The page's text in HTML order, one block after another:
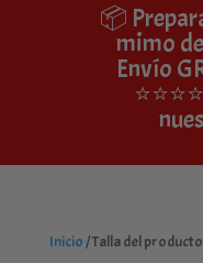
📦
mimo
Envío
Inicio / Talla del